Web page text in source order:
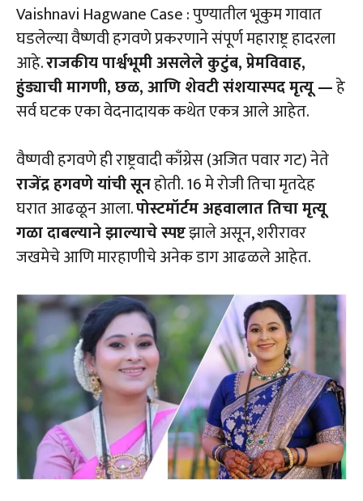
Vaishnavi Hagwane Case : पुण्यातील भूकुम गावात
घडलेल्या वैष्णवी हगवणे प्रकरणाने संपूर्ण महाराष्ट्र हादरला
आहे.राजकीय पार्श्वभूमी असलेले कुटुंब, प्रेमविवाह,
हुंड्याची मागणी, छळ, आणि शेवटी संशयास्पद मृत्यू —हे
सर्व घटक एका वेदनादायक कथेत एकत्र आले आहेत.
वैष्णवी हगवणे ही राष्ट्रवादी काँग्रेस (अजित पवार गट) नेते
राजेंद्र हगवणे यांची सूनहोती. 16 मे रोजी तिचा मृतदेह
घरात आढळून आला.पोस्टमॉर्टम अहवालात तिचा मृत्यू
गळा दाबल्याने झाल्याचे स्पष्टझाले असून, शरीरावर
जखमेचे आणि मारहाणीचे अनेक डाग आढळले आहेत.